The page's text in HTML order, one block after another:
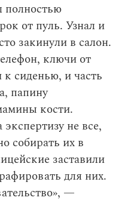
полностью
от пуль. Узнал и
закинули в салон.
ключи от
сиденью, и часть
папину
кости.
не все,
собирать их в
заставили
для них.
—